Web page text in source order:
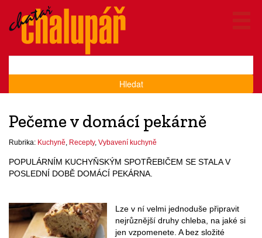
Hledat
Pečeme v domácí pekárně
Rubrika: Kuchyně Recepty, Vybavení kuchyně
POPULÁRNÍM KUCHYŇSKÝM SPOTŘEBIČEM SE STALA V
POSLEDNÍ DOBĚ DOMÁCÍ PEKÁRNA.
Lze v ní velmi jednoduše připravit
nejrůznější druhy chleba, na jaké si
jen vzpomenete. A bez složité